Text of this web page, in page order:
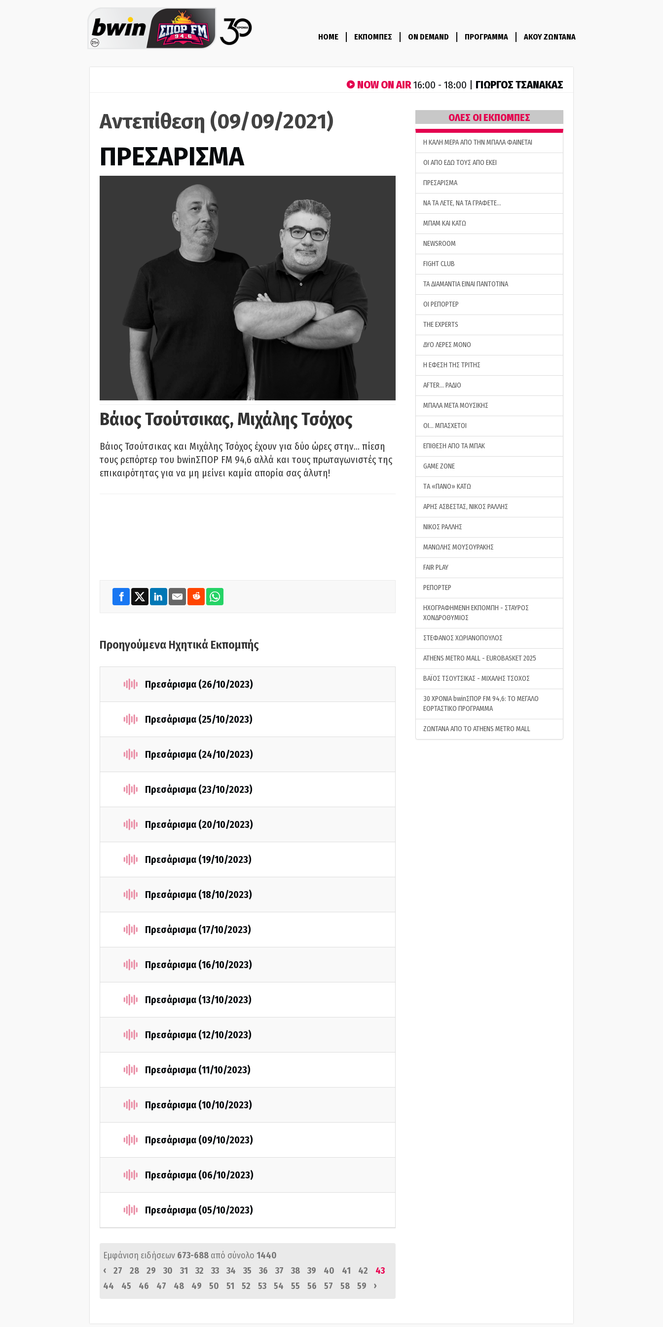
HOME ΕΚΠΟΜΠΕΣ ON DEMAND ΠΡΟΓΡΑΜΜΑ ΑΚΟΥ ΖΩΝΤΑΝΑ
NOW ON AIR16:00 - 18:00 | ΓΙΩΡΓΟΣ ΤΣΑΝΑΚΑΣ
Αντεπίθεση (09/09/2021)
ΠΡΕΣΑΡΙΣΜΑ
Βάιος Τσούτσικας, Μιχάλης Τσόχος
Βάιος Τσούτσικας και Μιχάλης Τσόχος έχουν για δύο ώρες στην… πίεση
τους ρεπόρτερ του bwinΣΠΟΡ FM 94,6 αλλά και τους πρωταγωνιστές της
επικαιρότητας για να μη μείνει καμία απορία σας άλυτη!
Προηγούμενα Ηχητικά Εκπομπής
Πρεσάρισμα (26/10/2023)
Πρεσάρισμα (25/10/2023)
Πρεσάρισμα (24/10/2023)
Πρεσάρισμα (23/10/2023)
Πρεσάρισμα (20/10/2023)
Πρεσάρισμα (19/10/2023)
Πρεσάρισμα (18/10/2023)
Πρεσάρισμα (17/10/2023)
Πρεσάρισμα (16/10/2023)
Πρεσάρισμα (13/10/2023)
Πρεσάρισμα (12/10/2023)
Πρεσάρισμα (11/10/2023)
Πρεσάρισμα (10/10/2023)
Πρεσάρισμα (09/10/2023)
Πρεσάρισμα (06/10/2023)
Πρεσάρισμα (05/10/2023)
Εμφάνιση ειδήσεων 673-688 από σύνολο 1440
‹
27 28 29 30 31 32 33 34 35 36 37 38 39 40 41 42
43
44
45 46 47 48 49 50 51 52 53 54 55 56 57 58 59 ›
ΟΛΕΣ ΟΙ ΕΚΠΟΜΠΕΣ
H ΚΑΛΗ ΜΕΡΑ ΑΠΟ ΤΗΝ ΜΠΑΛΑ ΦΑΙΝΕΤΑΙ
ΟΙ ΑΠΟ ΕΔΩ ΤΟΥΣ ΑΠΟ ΕΚΕΙ
ΠΡΕΣΑΡΙΣΜΑ
ΝΑ ΤΑ ΛΕΤΕ, ΝΑ ΤΑ ΓΡΑΦΕΤΕ…
ΜΠΑΜ ΚΑΙ ΚΑΤΩ
NEWSROOM
FIGHT CLUB
ΤΑ ΔΙΑΜΑΝΤΙΑ ΕΙΝΑΙ ΠΑΝΤΟΤΙΝΑ
ΟΙ ΡΕΠΟΡΤΕΡ
THE EXPERTS
ΔΥΟ ΛΕΡΕΣ ΜΟΝΟ
Η ΕΦΕΣΗ ΤΗΣ ΤΡΙΤΗΣ
AFTER… ΡΑΔΙΟ
ΜΠΑΛΑ ΜΕΤΑ ΜΟΥΣΙΚΗΣ
ΟΙ… ΜΠΑΣΧΕΤΟΙ
ΕΠΙΘΕΣΗ ΑΠΟ ΤΑ ΜΠΑΚ
GAME ZONE
ΤA «ΠΑΝΟ» ΚΑΤΩ
ΑΡΗΣ ΑΣΒΕΣΤΑΣ, ΝΙΚΟΣ ΡΑΛΛΗΣ
ΝΙΚΟΣ ΡΑΛΛΗΣ
ΜΑΝΩΛΗΣ ΜΟΥΣΟΥΡΑΚΗΣ
FAIR PLAY
ΡΕΠΟΡΤΕΡ
ΗΧΟΓΡΑΦΗΜΕΝΗ ΕΚΠΟΜΠΗ - ΣΤΑΥΡΟΣ
ΧΟΝΔΡΟΘΥΜΙΟΣ
ΣΤΕΦΑΝΟΣ ΧΩΡΙΑΝΟΠΟΥΛΟΣ
ATHENS METRO MALL - EUROBASKET 2025
ΒΑΪΟΣ ΤΣΟΥΤΣΙΚΑΣ - ΜΙΧΑΛΗΣ ΤΣΟΧΟΣ
30 ΧΡΟΝΙΑ bwinΣΠΟΡ FM 94,6: ΤΟ ΜΕΓΑΛΟ
ΕΟΡΤΑΣΤΙΚΟ ΠΡΟΓΡΑΜΜΑ
ΖΩΝΤΑΝΑ ΑΠΟ ΤΟ ATHENS METRO MALL